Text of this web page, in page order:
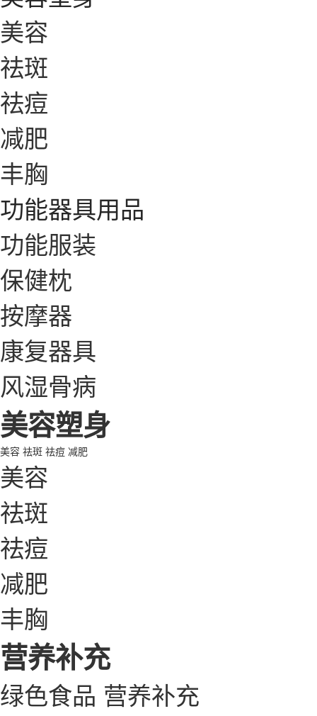
美容
祛斑
祛痘
减肥
丰胸
功能器具用品
功能服装
保健枕
按摩器
康复器具
风湿骨病
美容塑身
美容 祛斑 祛痘 减肥
美容
祛斑
祛痘
减肥
丰胸
营养补充
绿色食品 营养补充